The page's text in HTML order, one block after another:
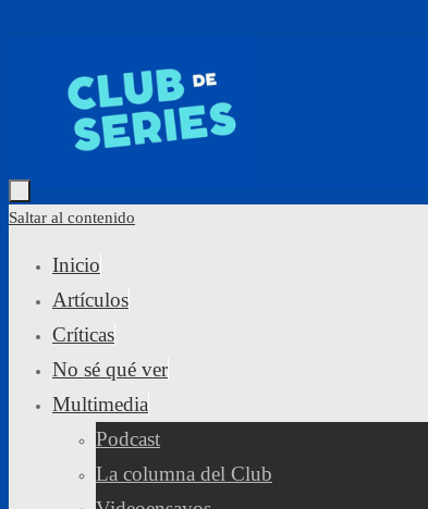
Saltar al contenido
Inicio
Artículos
Críticas
No sé qué ver
Multimedia
Podcast
La columna del Club